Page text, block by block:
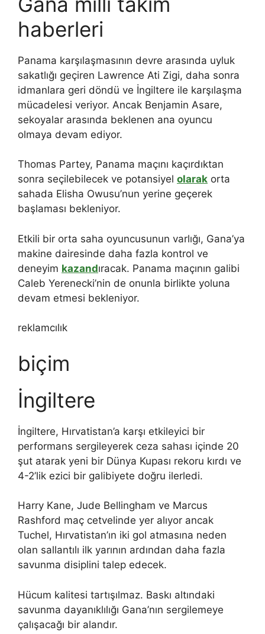
haberleri
Panama karşılaşmasının devre arasında uyluk
sakatlığı geçiren Lawrence Ati Zigi, daha sonra
idmanlara geri döndü ve İngiltere ile karşılaşma
mücadelesi veriyor. Ancak Benjamin Asare,
sekoyalar arasında beklenen ana oyuncu
olmaya devam ediyor.
Thomas Partey, Panama maçını kaçırdıktan
sonra seçilebilecek ve potansiyel olarak orta
sahada Elisha Owusu’nun yerine geçerek
başlaması bekleniyor.
Etkili bir orta saha oyuncusunun varlığı, Gana’ya
makine dairesinde daha fazla kontrol ve
deneyim kazandıracak. Panama maçının galibi
Caleb Yerenecki’nin de onunla birlikte yoluna
devam etmesi bekleniyor.
reklamcılık
biçim
İngiltere
İngiltere, Hırvatistan’a karşı etkileyici bir
performans sergileyerek ceza sahası içinde 20
şut atarak yeni bir Dünya Kupası rekoru kırdı ve
4-2’lik ezici bir galibiyete doğru ilerledi.
Harry Kane, Jude Bellingham ve Marcus
Rashford maç cetvelinde yer alıyor ancak
Tuchel, Hırvatistan’ın iki gol atmasına neden
olan sallantılı ilk yarının ardından daha fazla
savunma disiplini talep edecek.
Hücum kalitesi tartışılmaz. Baskı altındaki
savunma dayanıklılığı Gana’nın sergilemeye
çalışacağı bir alandır.